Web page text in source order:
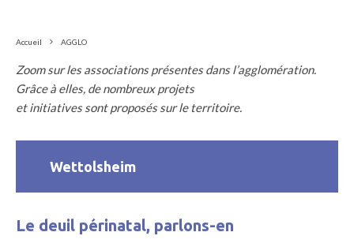
Accueil AGGLO
Zoom sur les associations présentes dans l’agglomération.
Grâce à elles, de nombreux projets
et initiatives sont proposés sur le territoire.
Wettolsheim
Le deuil périnatal, parlons-en